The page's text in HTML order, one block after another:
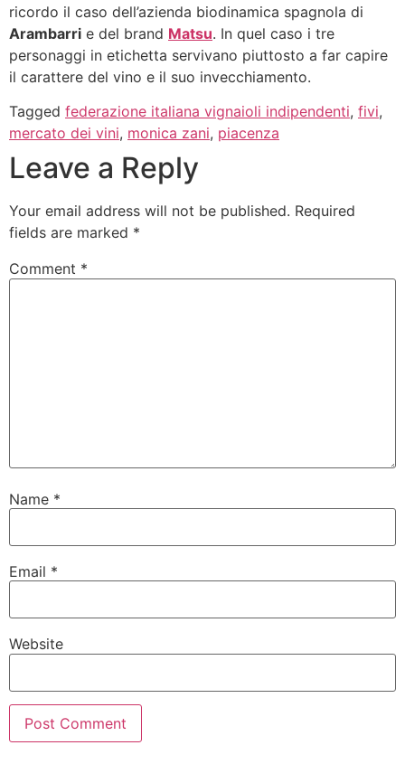
ricordo il caso dell’azienda biodinamica spagnola di
Arambarri e del brand Matsu. In quel caso i tre
personaggi in etichetta servivano piuttosto a far capire
il carattere del vino e il suo invecchiamento.
Tagged federazione italiana vignaioli indipendenti, fivi,
mercato dei vini, monica zani, piacenza
Leave a Reply
Your email address will not be published. Required
fields are marked *
Comment *
Name *
Email *
Website